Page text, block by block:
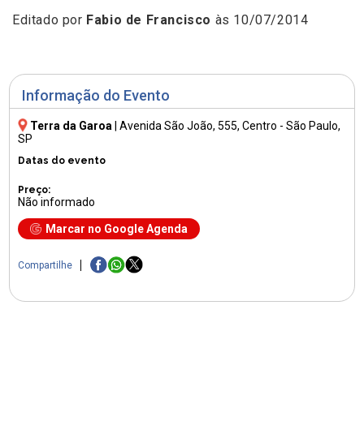
Informação do Evento
Terra da Garoa |Avenida São João, 555, Centro - São Paulo,
SP
Datas do evento
Preço:
Não informado
Marcar no Google Agenda
Compartilhe
Editado por Fabio de Francisco às 10/07/2014